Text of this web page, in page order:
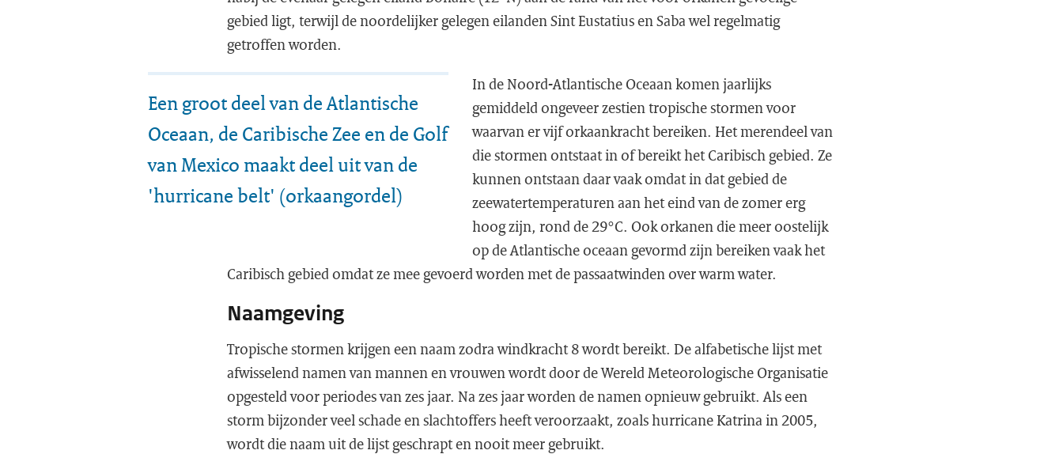
gebied ligt, terwijl de noordelijker gelegen eilanden Sint Eustatius en Saba wel regelmatig
getroffen worden.
Een groot deel van de Atlantische
Oceaan, de Caribische Zee en de Golf
van Mexico maakt deel uit van de
'hurricane belt' (orkaangordel)
In de Noord-Atlantische Oceaan komen jaarlijks
gemiddeld ongeveer zestien tropische stormen voor
waarvan er vijf orkaankracht bereiken. Het merendeel van
die stormen ontstaat in of bereikt het Caribisch gebied. Ze
kunnen ontstaan daar vaak omdat in dat gebied de
zeewatertemperaturen aan het eind van de zomer erg
hoog zijn, rond de 29°C. Ook orkanen die meer oostelijk
op de Atlantische oceaan gevormd zijn bereiken vaak het
Caribisch gebied omdat ze mee gevoerd worden met de passaatwinden over warm water.
Naamgeving
Tropische stormen krijgen een naam zodra windkracht 8 wordt bereikt. De alfabetische lijst met
afwisselend namen van mannen en vrouwen wordt door de Wereld Meteorologische Organisatie
opgesteld voor periodes van zes jaar. Na zes jaar worden de namen opnieuw gebruikt. Als een
storm bijzonder veel schade en slachtoffers heeft veroorzaakt, zoals hurricane Katrina in 2005,
wordt die naam uit de lijst geschrapt en nooit meer gebruikt.